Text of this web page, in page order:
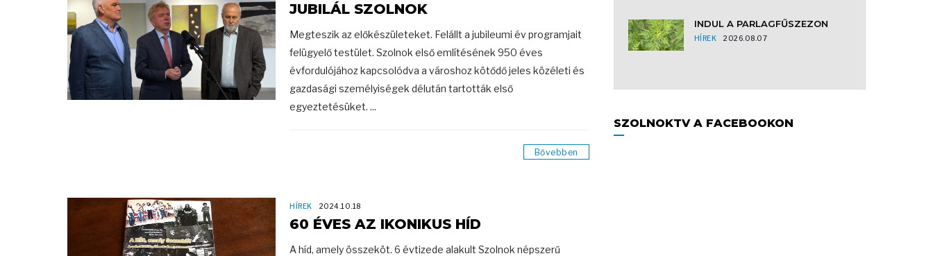
JUBILÁL SZOLNOK
Megteszik az előkészületeket. Felállt a jubileumi év programjait
felügyelő testület. Szolnok első említésének 950 éves
évfordulójához kapcsolódva a városhoz kötődő jeles közéleti és
gazdasági személyiségek délután tartották első
egyeztetésüket. ...
Bővebben
HÍREK 2024.10.18
60 ÉVES AZ IKONIKUS HÍD
A híd, amely összeköt. 6 évtizede alakult Szolnok népszerű
INDUL A PARLAGFŰSZEZON
HÍREK 2026.08.07
SZOLNOKTV A FACEBOOKON